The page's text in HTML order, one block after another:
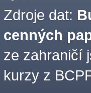
Zdroje dat:
cenných
ze zahraničí
kurzy z